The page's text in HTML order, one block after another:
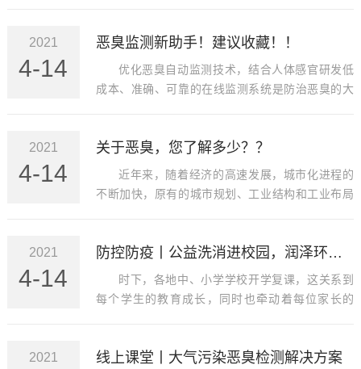
2021
4-14
恶臭监测新助手！建议收藏！！
优化恶臭自动监测技术，结合人体感官研发低
成本、准确、可靠的在线监测系统是防治恶臭的大
质量，为恶臭污染控制提供参考依据。
2021
4-14
关于恶臭，您了解多少？？
近年来，随着经济的高速发展，城市化进程的
不断加快，原有的城市规划、工业结构和工业布局
恶臭污染事件的投诉也越来越多，恶臭污染日益成
为一个严重的环境和社会问题。然而，大家又对恶
臭了解多少呢？
2021
4-14
防控防疫丨公益洗消进校园，润泽环保携专业设备助力平安复课
时下，各地中、小学学校开学复课，这关系到
每个学生的教育成长，同时也牵动着每位家长的
终如始抓好疫情防控。
2021 线上课堂丨大气污染恶臭检测解决方案